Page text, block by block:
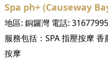
Spa ph+ (Causeway
地區: 銅鑼灣電話: 31677995
服務包括： SPA指壓按摩香
按摩